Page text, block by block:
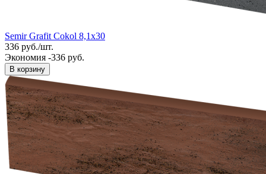
Semir Grafit Cokol 8,1x30
336 руб./шт.
Экономия -336 руб.
В корзину